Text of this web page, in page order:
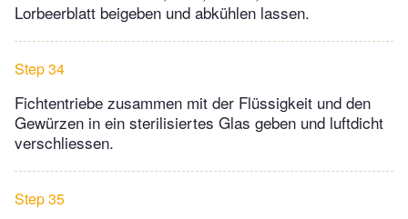
Lorbeerblatt beigeben und abkühlen lassen.
Step 34
Fichtentriebe zusammen mit der Flüssigkeit und den
Gewürzen in ein sterilisiertes Glas geben und luftdicht
verschliessen.
Step 35